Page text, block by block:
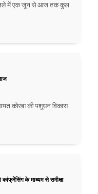
में एक जून से आज तक कुल
कोरबा की पशुधन विकास
कांफ्रेंसिंग के माध्यम से समीक्षा